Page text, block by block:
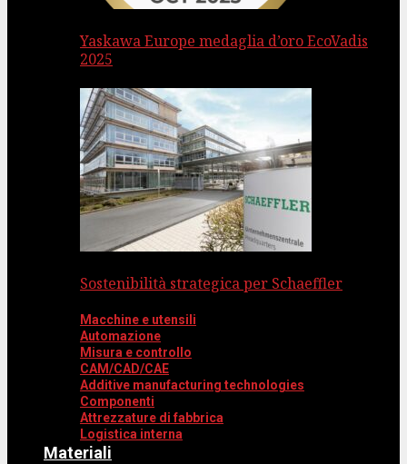
Yaskawa Europe medaglia d’oro EcoVadis
2025
Sostenibilità strategica per Schaeffler
Macchine e utensili
Automazione
Misura e controllo
CAM/CAD/CAE
Additive manufacturing technologies
Componenti
Attrezzature di fabbrica
Logistica interna
Materiali